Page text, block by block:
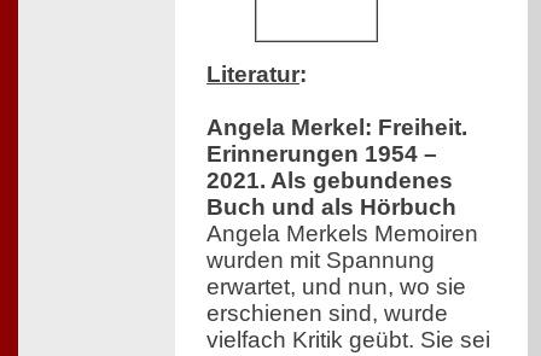
Literatur:
Angela Merkel: Freiheit.
Erinnerungen 1954 –
2021. Als gebundenes
Buch und als Hörbuch
Angela Merkels Memoiren
wurden mit Spannung
erwartet, und nun, wo sie
erschienen sind, wurde
vielfach Kritik geübt. Sie sei